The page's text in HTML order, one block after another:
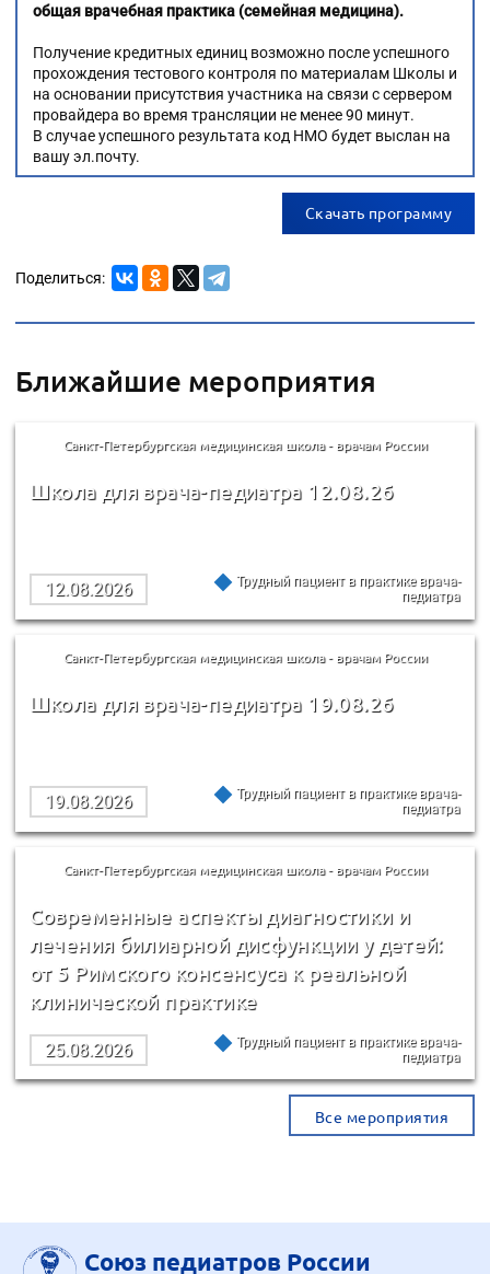
общая врачебная практика (семейная медицина).
Получение кредитных единиц возможно после успешного
прохождения тестового контроля по материалам Школы и
на основании присутствия участника на связи с сервером
провайдера во время трансляции не менее 90 минут.
В случае успешного результата код НМО будет выслан на
вашу эл.почту.
Скачать программу
Поделиться:
Ближайшие мероприятия
Санкт-Петербургская медицинская школа - врачам России
Школа для врача-педиатра 12.08.26
12.08.2026
Трудный пациент в практике врача-
педиатра
Санкт-Петербургская медицинская школа - врачам России
Школа для врача-педиатра 19.08.26
19.08.2026
Трудный пациент в практике врача-
педиатра
Санкт-Петербургская медицинская школа - врачам России
Современные аспекты диагностики и
лечения билиарной дисфункции у детей:
от 5 Римского консенсуса к реальной
клинической практике
25.08.2026
Трудный пациент в практике врача-
педиатра
Все мероприятия
Союз педиатров России